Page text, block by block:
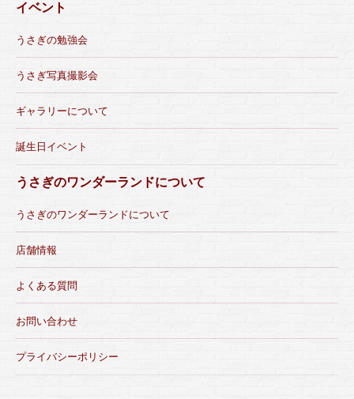
イベント
うさぎの勉強会
うさぎ写真撮影会
ギャラリーについて
誕生日イベント
うさぎのワンダーランドについて
うさぎのワンダーランドについて
店舗情報
よくある質問
お問い合わせ
プライバシーポリシー